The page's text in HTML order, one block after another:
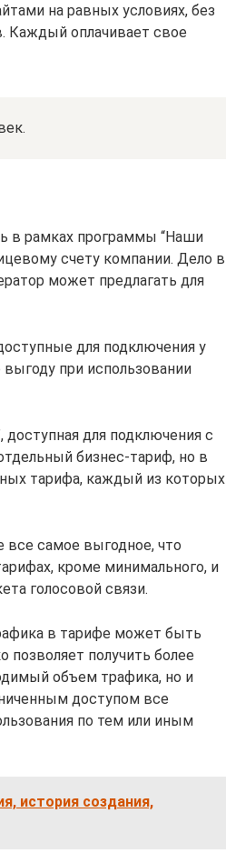
на равных условиях, без
Каждый оплачивает свое
в рамках программы “Наши
счету компании. Дело в
может предлагать для
для подключения у
при использовании
доступная для подключения с
бизнес-тариф, но в
тарифа, каждый из которых
самое выгодное, что
кроме минимального, и
голосовой связи.
в тарифе может быть
позволяет получить более
объем трафика, но и
доступом все
по тем или иным
история создания,